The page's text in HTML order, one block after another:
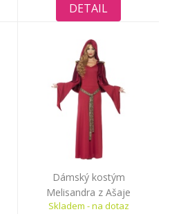
DETAIL
Dámský kostým
Melisandra z Ašaje
Skladem - na dotaz